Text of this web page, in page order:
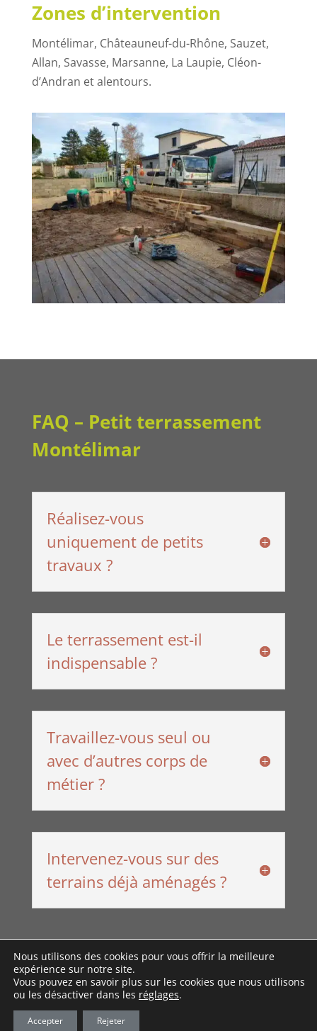
Zones d’intervention
Montélimar, Châteauneuf-du-Rhône, Sauzet,
Allan, Savasse, Marsanne, La Laupie, Cléon-
d’Andran et alentours.
FAQ – Petit terrassement
Montélimar
Réalisez-vous
uniquement de petits
travaux ?
Le terrassement est-il
indispensable ?
Travaillez-vous seul ou
avec d’autres corps de
métier ?
Intervenez-vous sur des
terrains déjà aménagés ?
Création du site internet : Frank Degrémont
Communication -Politique de
Confidentialité et Mentions Légales
Nous utilisons des cookies pour vous offrir la meilleure
expérience sur notre site.
Vous pouvez en savoir plus sur les cookies que nous utilisons
ou les désactiver dans les réglages.
Accepter Rejeter